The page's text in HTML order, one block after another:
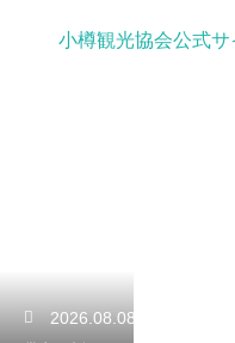
小樽観光協会公式サ
2026.08.08